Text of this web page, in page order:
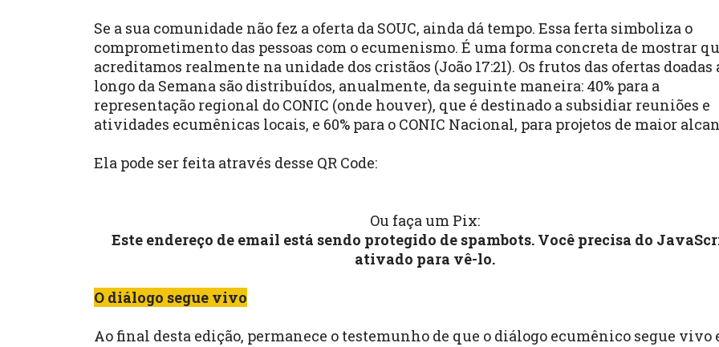
Se a sua comunidade não fez a oferta da SOUC, ainda dá tempo. Essa ferta simboliza o
comprometimento das pessoas com o ecumenismo. É uma forma concreta de mostrar
acreditamos realmente na unidade dos cristãos (João 17:21). Os frutos das ofertas doadas
longo da Semana são distribuídos, anualmente, da seguinte maneira: 40% para a
representação regional do CONIC (onde houver), que é destinado a subsidiar reuniões e
atividades ecumênicas locais, e 60% para o CONIC Nacional, para projetos de maior
Ela pode ser feita através desse QR Code:
Ou faça um Pix:
Este endereço de email está sendo protegido de spambots. Você precisa do
ativado para vê-lo.
O diálogo segue vivo
Ao final desta edição, permanece o testemunho de que o diálogo ecumênico segue vivo